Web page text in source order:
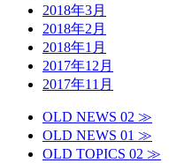
2018年3月
2018年2月
2018年1月
2017年12月
2017年11月
OLD NEWS 02 ≫
OLD NEWS 01 ≫
OLD TOPICS 02 ≫